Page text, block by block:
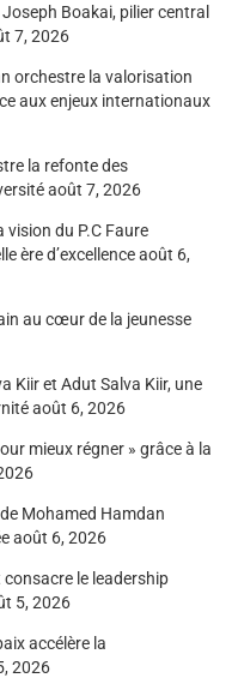
Boakai, pilier central
7, 2026
orchestre la valorisation
aux enjeux internationaux
la refonte des
août 7, 2026
vision du P.C Faure
ère d’excellenceaoût 6,
au cœur de la jeunesse
Kiir et Adut Salva Kiir, une
août 6, 2026
mieux régner » grâce à la
Mohamed Hamdan
août 6, 2026
consacre le leadership
5, 2026
accélère la
2026